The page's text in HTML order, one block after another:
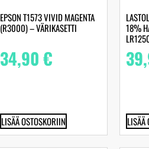
EPSON T1573 VIVID MAGENTA
(R3000) – VÄRIKASETTI
34,90€
LISÄÄ OSTOSKORIIN
18%
LISÄÄ